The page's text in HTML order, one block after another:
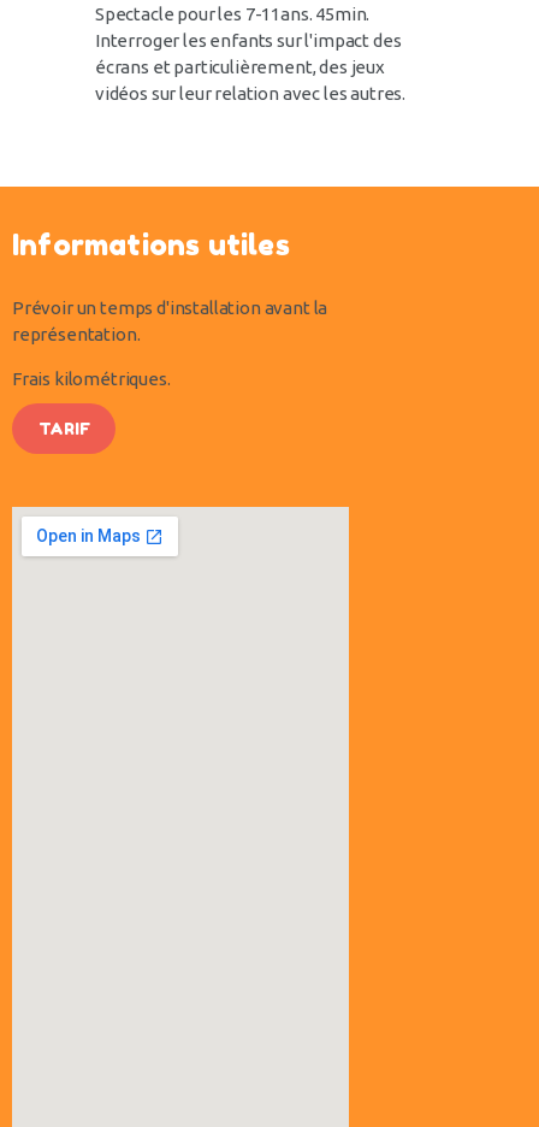
Spectacle pour les 7-11ans. 45min.
Interroger les enfants sur l'impact des
écrans et particulièrement, des jeux
vidéos sur leur relation avec les autres.
Informations utiles
Prévoir un temps d'installation avant la
représentation.
Frais kilométriques.
TARIF